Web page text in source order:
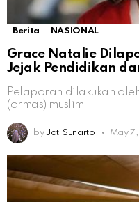
Berita NASIONAL
Grace Natalie
Jejak Pendidikan
Pelaporan dilakukan
(ormas) muslim
by Jati Sunarto May